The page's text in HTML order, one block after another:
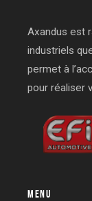
Axandus est
industriels
permet à
pour réaliser
MENU